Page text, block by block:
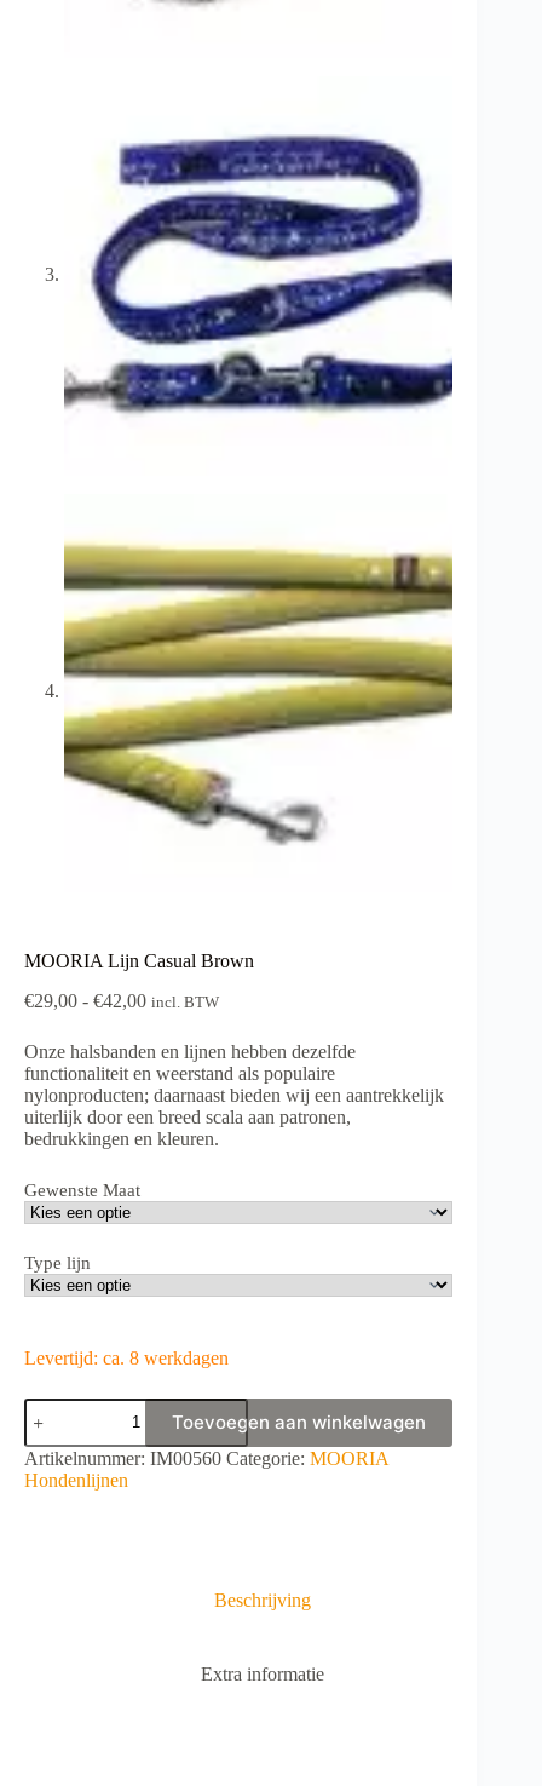
MOORIA Lijn Casual Brown
€29,00 - €42,00Prijsklasse:
€42,00
incl. BTW
Onze halsbanden en lijnen hebben dezelfde
functionaliteit en weerstand als populaire
nylonproducten; daarnaast bieden wij een aantrekkelijk
uiterlijk door een breed scala aan patronen,
bedrukkingen en kleuren.
Gewenste Maat
Type lijn
Levertijd: ca. 8 werkdagen
MOORIA
Lijn
Casual
Brown
aantal
Toevoegen aan winkelwagen
A
l
Artikelnummer: IM00560 Categorie: MOORIA
Hondenlijnen
Beschrijving
Extra informatie